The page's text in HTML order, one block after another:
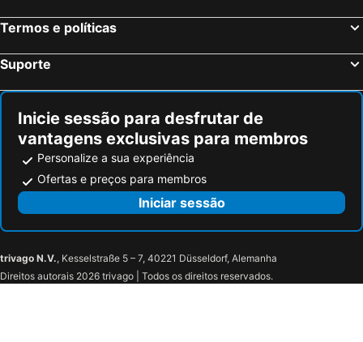
Termos e políticas
Suporte
Inicie sessão para desfrutar de
vantagens exclusivas para membros
Personalize a sua experiência
Ofertas e preços para membros
Iniciar sessão
trivago N.V., Kesselstraße 5 – 7, 40221 Düsseldorf, Alemanha
Direitos autorais 2026 trivago | Todos os direitos reservados.